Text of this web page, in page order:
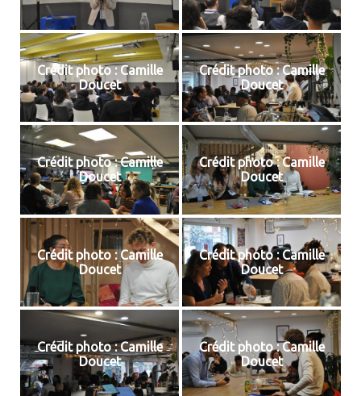
Crédit photo : Camille
Doucet
Crédit photo : Camille
Doucet
Crédit photo : Camille
Doucet
Crédit photo : Camille
Doucet
Crédit photo : Camille
Doucet
Crédit photo : Camille
Doucet
Crédit photo : Camille
Doucet
Crédit photo : Camille
Doucet